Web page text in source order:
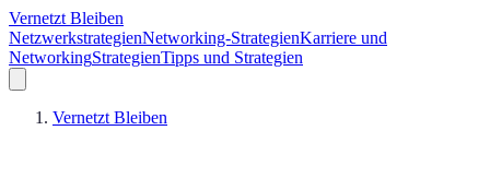
Vernetzt Bleiben
NetzwerkstrategienNetworking-StrategienKarriere und
NetworkingStrategienTipps und Strategien
Vernetzt Bleiben